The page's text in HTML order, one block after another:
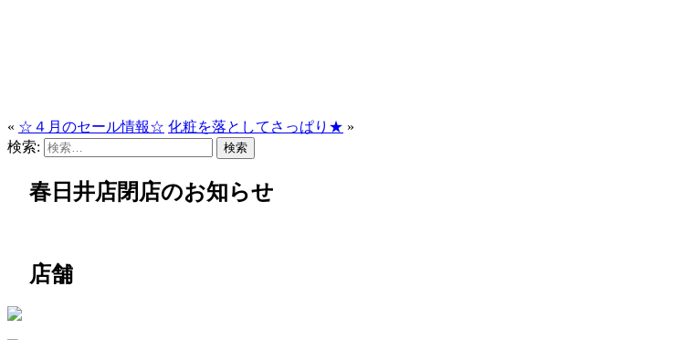
« ☆４月のセール情報☆ 化粧を落としてさっぱり★ »
検索:
春日井店閉店のお知らせ
店舗